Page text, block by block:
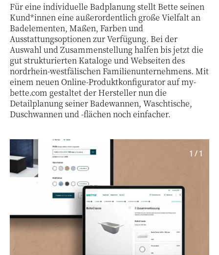
Für eine individuelle Badplanung stellt Bette seinen
Kund*innen eine außerordentlich große Vielfalt an
Badelementen, Maßen, Farben und
Ausstattungsoptionen zur Verfügung. Bei der
Auswahl und Zusammenstellung halfen bis jetzt die
gut strukturierten Kataloge und Webseiten des
nordrhein-westfälischen Familienunternehmens. Mit
einem neuen Online-Produktkonfigurator auf my-
bette.com gestaltet der Hersteller nun die
Detailplanung seiner Badewannen, Waschtische,
Duschwannen und -flächen noch einfacher.
1 / 1